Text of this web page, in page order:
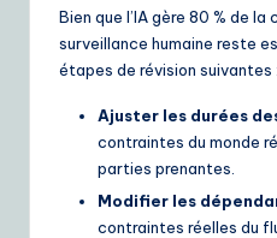
Bien que l’IA gère 80 % de
surveillance humaine reste
étapes de révision suivantes :
Ajuster les durées
contraintes du monde
parties prenantes.
Modifier les
contraintes réelles du